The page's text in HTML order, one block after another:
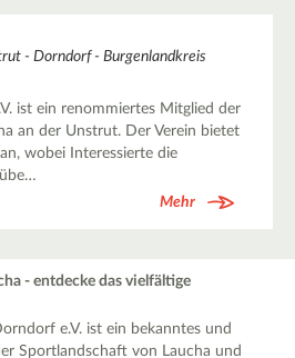
- Dorndorf - Burgenlandkreis
ist ein renommiertes Mitglied der
an der Unstrut. Der Verein bietet
wobei Interessierte die
Mehr
- entdecke das vielfältige
e.V. ist ein bekanntes und
Sportlandschaft von Laucha und